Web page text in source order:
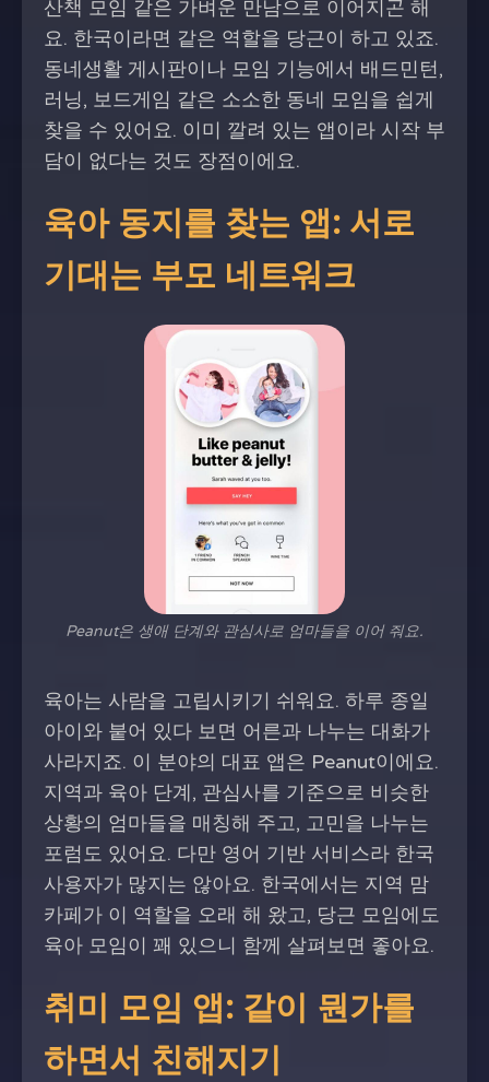
산책 모임 같은 가벼운 만남으로 이어지곤 해
요. 한국이라면 같은 역할을 당근이 하고 있죠.
동네생활 게시판이나 모임 기능에서 배드민턴,
러닝, 보드게임 같은 소소한 동네 모임을 쉽게
찾을 수 있어요. 이미 깔려 있는 앱이라 시작 부
담이 없다는 것도 장점이에요.
육아 동지를 찾는 앱: 서로
기대는 부모 네트워크
Peanut은 생애 단계와 관심사로 엄마들을 이어 줘요.
육아는 사람을 고립시키기 쉬워요. 하루 종일
아이와 붙어 있다 보면 어른과 나누는 대화가
사라지죠. 이 분야의 대표 앱은 Peanut이에요.
지역과 육아 단계, 관심사를 기준으로 비슷한
상황의 엄마들을 매칭해 주고, 고민을 나누는
포럼도 있어요. 다만 영어 기반 서비스라 한국
사용자가 많지는 않아요. 한국에서는 지역 맘
카페가 이 역할을 오래 해 왔고, 당근 모임에도
육아 모임이 꽤 있으니 함께 살펴보면 좋아요.
취미 모임 앱: 같이 뭔가를
하면서 친해지기